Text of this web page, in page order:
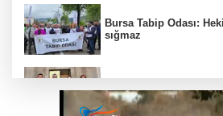
Bursa Tabip Odası:
sığmaz
temaslar